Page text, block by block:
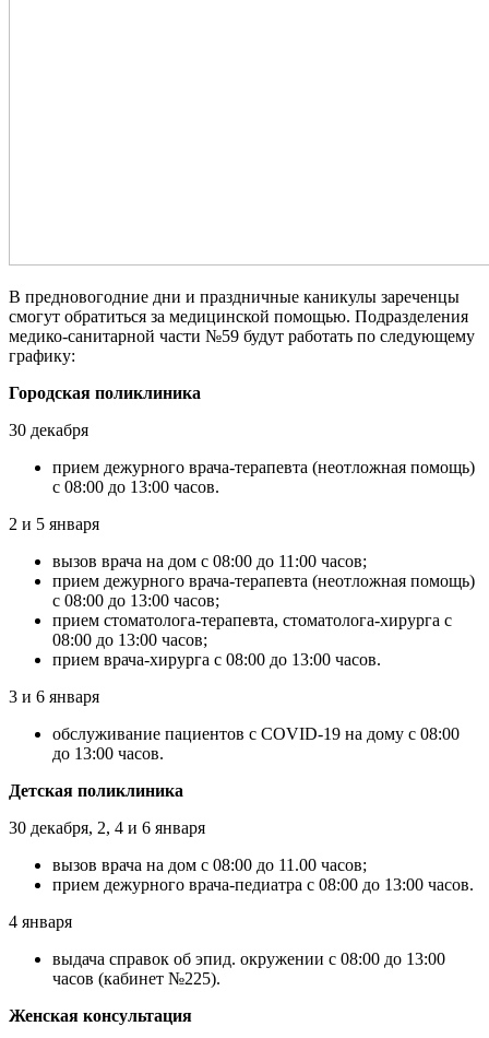
В предновогодние дни и праздничные каникулы зареченцы
смогут обратиться за медицинской помощью. Подразделения
медико-санитарной части №59 будут работать по следующему
графику:
Городская поликлиника
30 декабря
прием дежурного врача-терапевта (неотложная помощь)
с 08:00 до 13:00 часов.
2 и 5 января
вызов врача на дом с 08:00 до 11:00 часов;
прием дежурного врача-терапевта (неотложная помощь)
с 08:00 до 13:00 часов;
прием стоматолога-терапевта, стоматолога-хирурга с
08:00 до 13:00 часов;
прием врача-хирурга с 08:00 до 13:00 часов.
3 и 6 января
обслуживание пациентов с COVID-19 на дому с 08:00
до 13:00 часов.
Детская поликлиника
30 декабря, 2, 4 и 6 января
вызов врача на дом с 08:00 до 11.00 часов;
прием дежурного врача-педиатра с 08:00 до 13:00 часов.
4 января
выдача справок об эпид. окружении с 08:00 до 13:00
часов (кабинет №225).
Женская консультация